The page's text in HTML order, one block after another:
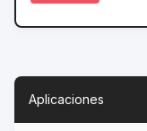
Aplicaciones